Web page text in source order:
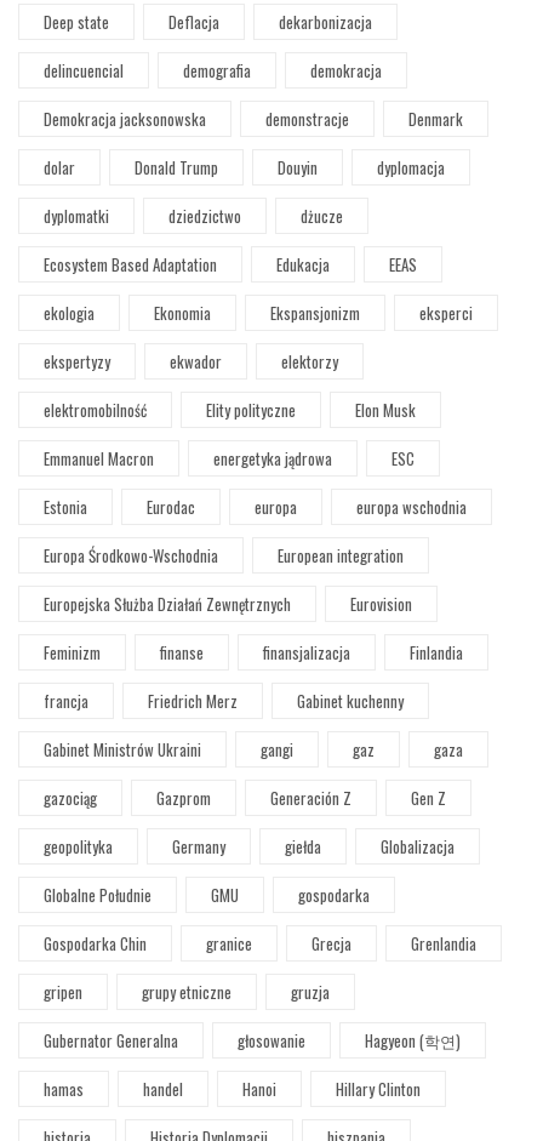
Deep state Deflacja
dekarbonizacja
delincuencial
demografia
demokracja
Demokracja jacksonowska
demonstracje
Denmark
dolar
Donald Trump Douyin
dyplomacja
dyplomatki
dziedzictwo
dżucze
Ecosystem Based Adaptation
Edukacja
EEAS
ekologia
Ekonomia Ekspansjonizm
eksperci
ekspertyzy
ekwador
elektorzy
elektromobilność
Elity polityczne
Elon Musk
Emmanuel Macron
energetyka jądrowa
ESC
Estonia
Eurodac europa
europa wschodnia
Europa Środkowo-Wschodnia
European integration
Europejska Służba Działań Zewnętrznych
Eurovision
Feminizm
finanse finansjalizacja
Finlandia
francja
Friedrich Merz
Gabinet kuchenny
Gabinet Ministrów Ukraini
gangi gaz
gaza
gazociąg
Gazprom Generación Z
Gen Z
geopolityka
Germany giełda
Globalizacja
Globalne Południe
GMU
gospodarka
Gospodarka Chin
granice Grecja
Grenlandia
gripen
grupy etniczne
gruzja
Gubernator Generalna
głosowanie
Hagyeon (학연)
hamas
handel Hanoi
Hillary Clinton